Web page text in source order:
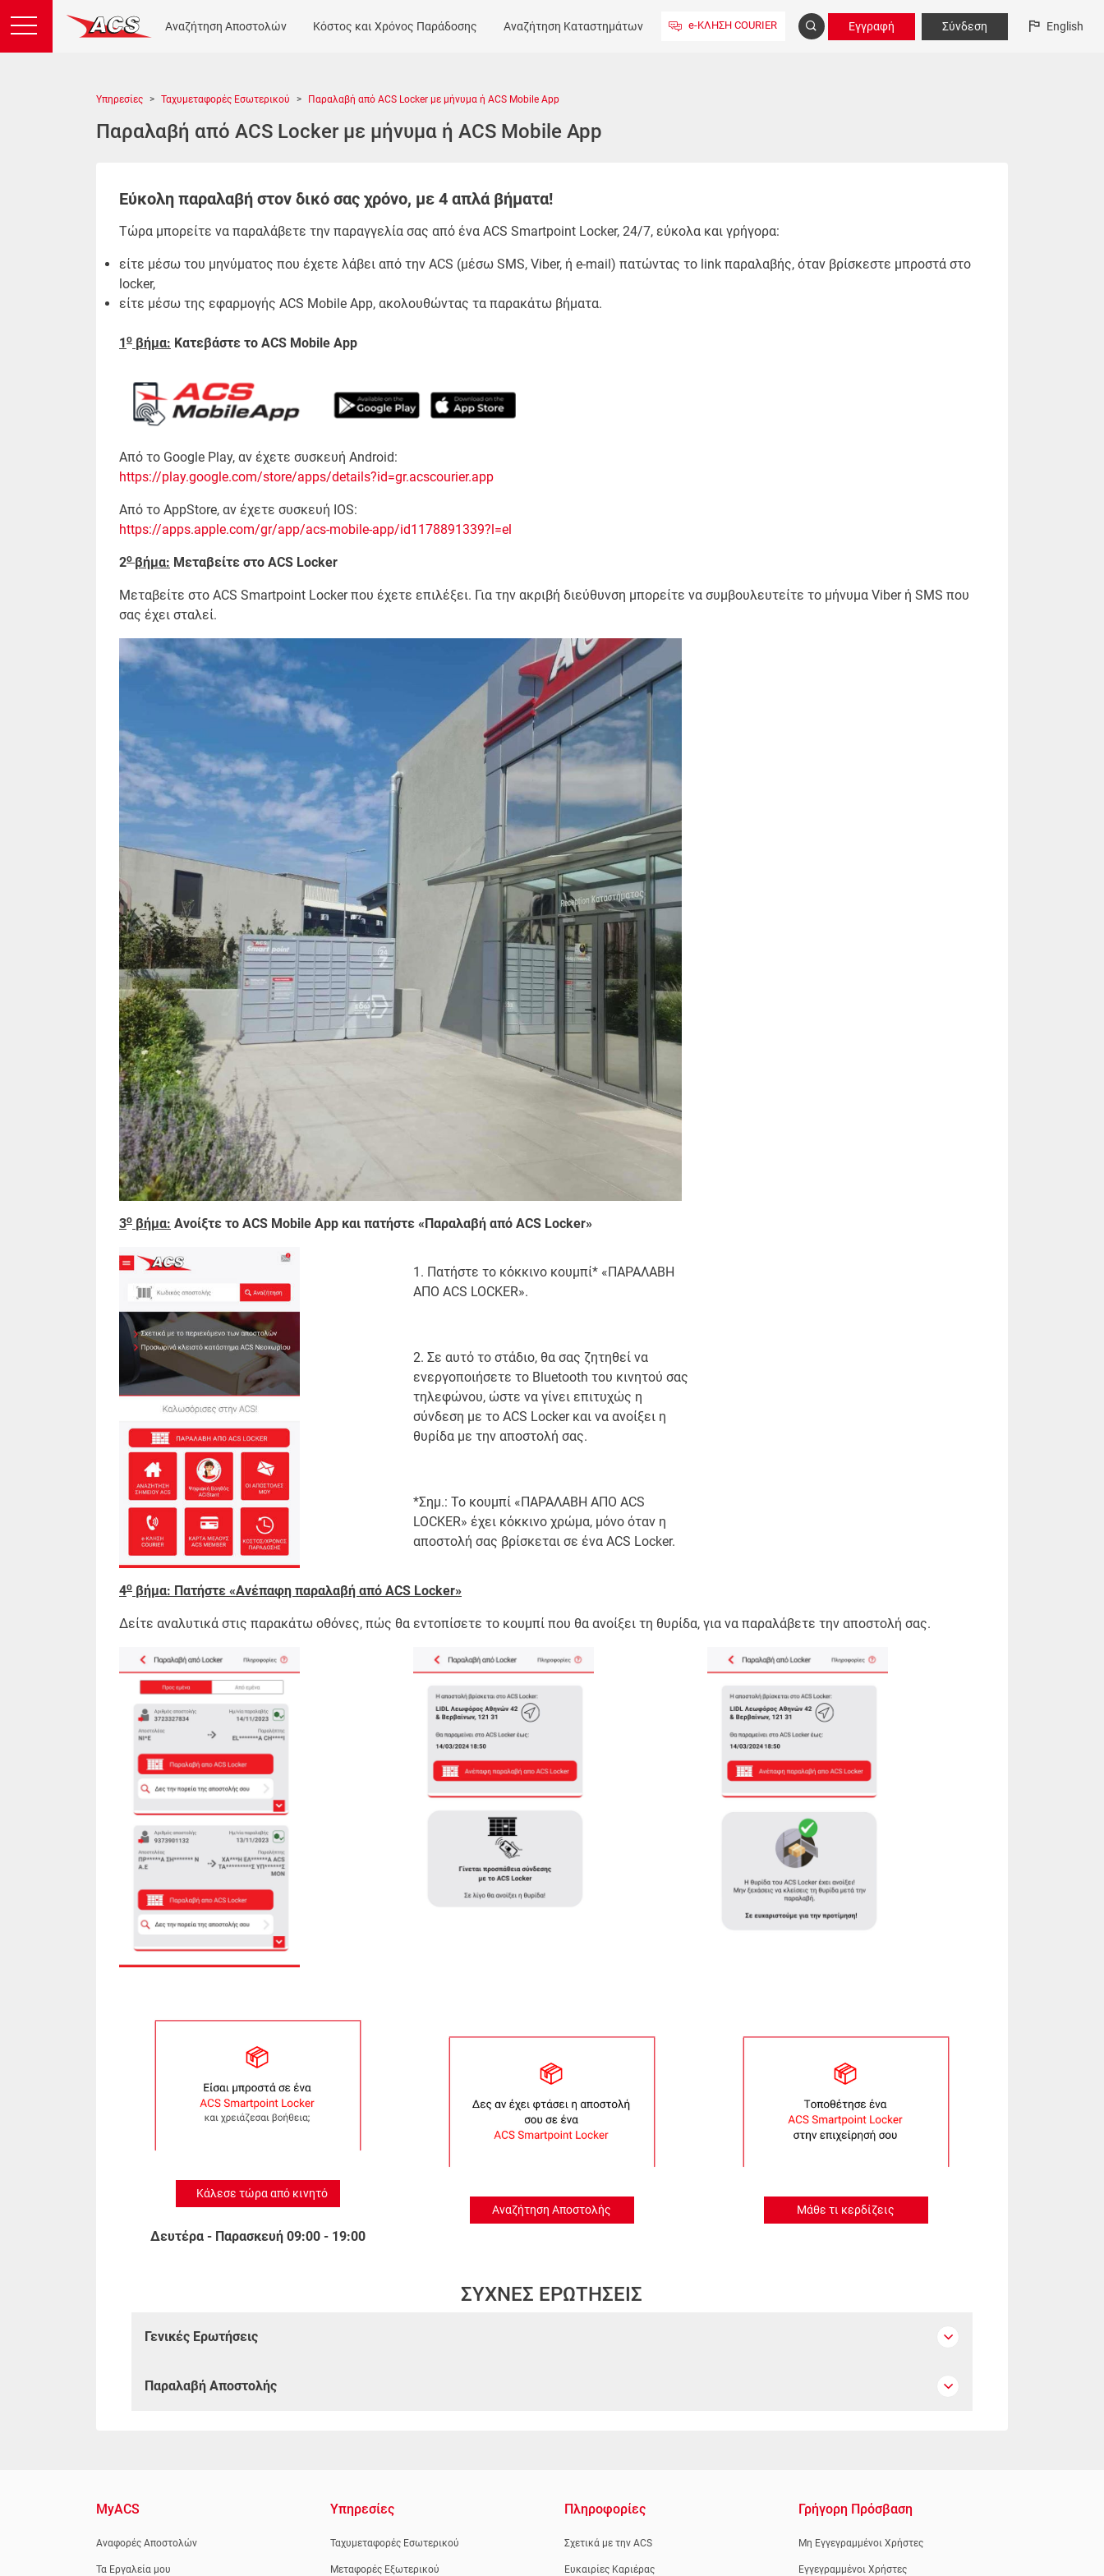
Αναζήτηση Αποστολών Κόστος και Χρόνος Παράδοσης Αναζήτηση Καταστημάτων Επικοινωνία
e-ΚΛΗΣΗ COURIER Εγγραφή Σύνδεση English
Υπηρεσίες Ταχυμεταφορές Εσωτερικού Παραλαβή από ACS Locker με μήνυμα ή ACS Mobile App
Παραλαβή από ACS Locker με μήνυμα ή ACS Mobile App
Εύκολη παραλαβή στον δικό σας χρόνο, με 4 απλά βήματα!
Τώρα μπορείτε να παραλάβετε την παραγγελία σας από ένα ACS Smartpoint Locker, 24/7, εύκολα και γρήγορα:
είτε μέσω του μηνύματος που έχετε λάβει από την ACS (μέσω SMS, Viber, ή e-mail) πατώντας το link παραλαβής, όταν βρίσκεστε μπροστά στο
locker,
είτε μέσω της εφαρμογής ACS Mobile App, ακολουθώντας τα παρακάτω βήματα.
1ο βήμα: Κατεβάστε το ACS Mobile App
Από το Google Play, αν έχετε συσκευή Android:
https://play.google.com/store/apps/details?id=gr.acscourier.app
Από το AppStore, αν έχετε συσκευή IOS:
https://apps.apple.com/gr/app/acs-mobile-app/id1178891339?l=el
2ο βήμα: Μεταβείτε στο ACS Locker
Μεταβείτε στο ACS Smartpoint Locker που έχετε επιλέξει. Για την ακριβή διεύθυνση μπορείτε να συμβουλευτείτε το μήνυμα Viber ή SMS που
σας έχει σταλεί.
3ο βήμα: Ανοίξτε το ACS Mobile App και πατήστε «Παραλαβή από ACS Locker»
1. Πατήστε το κόκκινο κουμπί* «ΠΑΡΑΛΑΒΗ
ΑΠΟ ACS LOCKER».
2. Σε αυτό το στάδιο, θα σας ζητηθεί να
ενεργοποιήσετε το Bluetooth του κινητού σας
τηλεφώνου, ώστε να γίνει επιτυχώς η
σύνδεση με το ACS Locker και να ανοίξει η
θυρίδα με την αποστολή σας.
*Σημ.: Το κουμπί «ΠΑΡΑΛΑΒΗ ΑΠΟ ACS
LOCKER» έχει κόκκινο χρώμα, μόνο όταν η
αποστολή σας βρίσκεται σε ένα ACS Locker.
4ο βήμα: Πατήστε «Ανέπαφη παραλαβή από ACS Locker»
Δείτε αναλυτικά στις παρακάτω οθόνες, πώς θα εντοπίσετε το κουμπί που θα ανοίξει τη θυρίδα, για να παραλάβετε την αποστολή σας.
Κάλεσε τώρα από κινητό
Δευτέρα - Παρασκευή 09:00 - 19:00
Αναζήτηση Αποστολής Μάθε τι κερδίζεις
ΣΥΧΝΕΣ ΕΡΩΤΗΣΕΙΣ
Γενικές Ερωτήσεις
Παραλαβή Αποστολής
MyACS
Αναφορές Αποστολών
Τα Εργαλεία μου
Υπηρεσίες
Ταχυμεταφορές Εσωτερικού
Μεταφορές Εξωτερικού
Πληροφορίες
Σχετικά με την ACS
Ευκαιρίες Καριέρας
Γρήγορη Πρόσβαση
Μη Εγγεγραμμένοι Χρήστες
Εγγεγραμμένοι Χρήστες